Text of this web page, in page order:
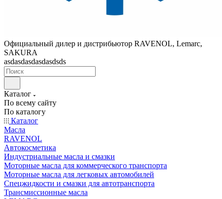
Официальный дилер и дистрибьютор RAVENOL, Lemarc,
SAKURA
asdasdasdasdasdsds
Каталог
По всему сайту
По каталогу
Каталог
Масла
RAVENOL
Автокосметика
Индустриальные масла и смазки
Моторные масла для коммерческого транспорта
Моторные масла для легковых автомобилей
Спецжидкости и смазки для автотранспорта
Трансмиссионные масла